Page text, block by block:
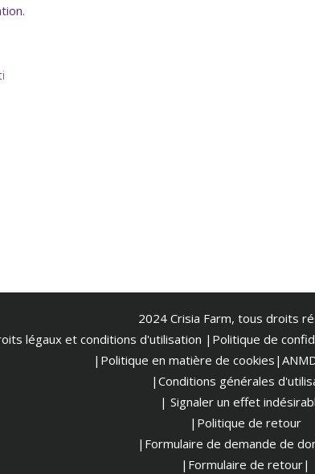
2024 Crisia Farm, tous droits
légaux et conditions d'utilisation | Politique de
|Politique en matière de cookies
|Conditions générales
| Signaler un effet
|Politique de retour
|Formulaire de demande de
|Formulaire de retour|